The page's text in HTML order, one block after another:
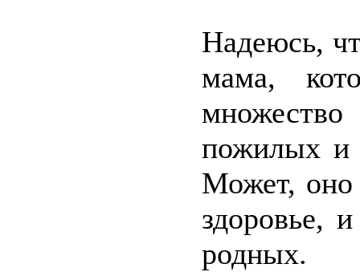
Надеюсь,
мама,
пожилых и
Может, оно
здоровье,
родных.